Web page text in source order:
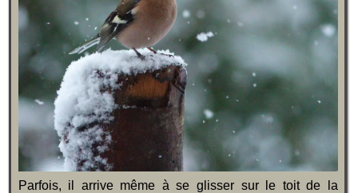
Parfois, il arrive même à se glisser sur le toit de la